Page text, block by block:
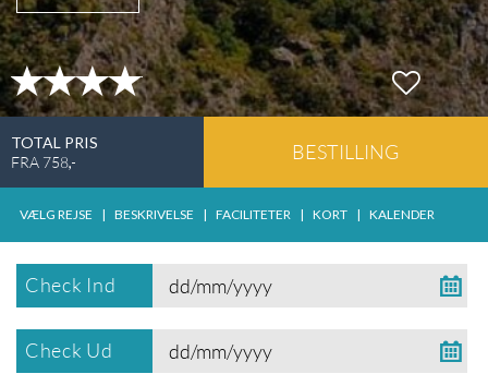
TOTAL PRIS
FRA 758,- BESTILLING
VÆLG REJSE | BESKRIVELSE | FACILITETER | KORT | KALENDER
Check Ind
Check Ud